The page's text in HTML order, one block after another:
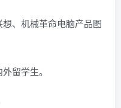
、机械革命电脑产品图
留学生。